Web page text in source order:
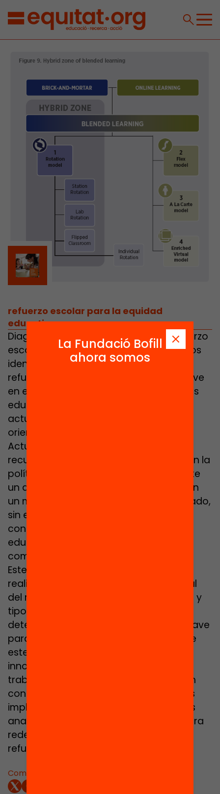
Compartir:
refuerzo escolar para la equidad
educativa
Diagnóstico sobre la situación del refuerzo
escolar en Cataluña, en el que queremos
identificar qué hacer para posicionar el
refuerzo escolar como un elemento clave
en el combate contra las desigualdades
educativas y, por tanto, como eje de
actuación de una política educativa
orientada al éxito educativo.
Actualmente el refuerzo escolar es un
recurso compensatorio no articulado en la
política educativa, sobre el que no existe
un diagnóstico hecho por Cataluña, con
un marco de actuación muy fragmentado,
sin estándares de calidad y que no
consigue revertir los malos resultados
educativos ni ser una política
compensatoria efectiva.
Este proyecto de investigación quiere
realizar un análisis de la situación actual
del refuerzo escolar, identificar agentes y
tipos de actuaciones que realizan,
determinar cuáles son los elementos clave
para su efectividad, y ubicar el papel de
este tipo de apoyo en el marco de la
innovación educativa comunitaria. El
trabajo se desarrollará en colaboración
con personas, entidades e instituciones
implicadas en este ámbito, con quienes
analizaremos los retos y propuestas para
redefinir el qué, cómo y porqué del
refuerzo educativo.
La Fundació Bofill
ahora somos